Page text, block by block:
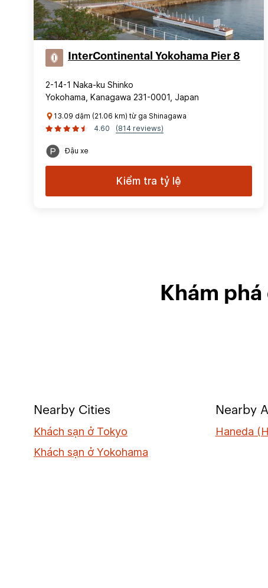
InterContinental Yokohama Pier 8
2-14-1 Naka-ku Shinko
Yokohama, Kanagawa 231-0001, Japan
13.09 dặm (21.06 km) từ ga Shinagawa
4.60
(814 reviews)
Đậu xe
Kiểm tra tỷ lệ
Khám
Nearby Cities
Khách sạn ở Tokyo
Khách sạn ở Yokohama
Nearby
Haneda